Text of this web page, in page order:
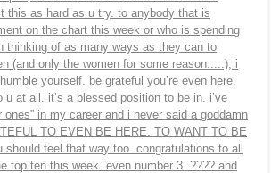
this as hard as u try. to anybody that is
on the chart this week or who is spending
thinking of as many ways as they can to
(and only the women for some reason.....), i
yourself. be grateful you’re even here.
at all. it’s a blessed position to be in. i’ve
ones” in my career and i never said a goddamn
TO EVEN BE HERE. TO WANT TO BE
should feel that way too. congratulations to all
top ten this week. even number 3. ???? and